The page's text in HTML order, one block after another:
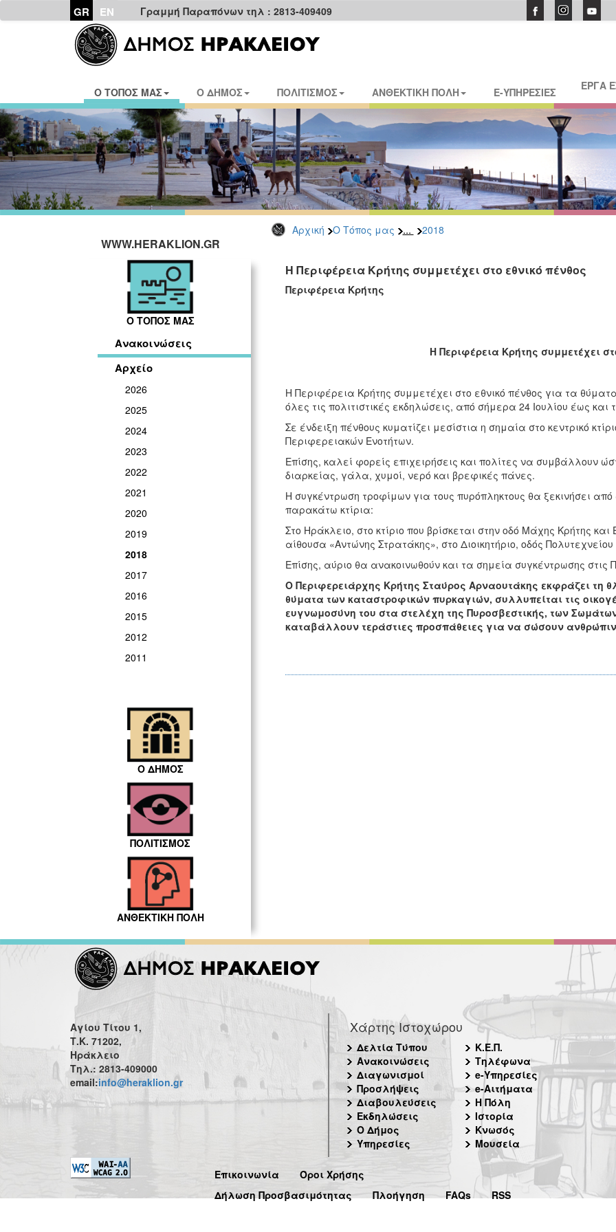
GR EN Γραμμή Παραπόνων τηλ : 2813-409409
Ο ΤΟΠΟΣ ΜΑΣ Ο ΔΗΜΟΣ ΠΟΛΙΤΙΣΜΟΣ ΑΝΘΕΚΤΙΚΗ ΠΟΛΗ E-ΥΠΗΡΕΣΙΕΣ ΕΡΓΑ
Αρχική Ο Τόπος μας ... 2018
WWW.HERAKLION.GR
Ο ΤΟΠΟΣ ΜΑΣ
Ανακοινώσεις
Αρχείο
2026
2025
2024
2023
2022
2021
2020
2019
2018
2017
2016
2015
2012
2011
Ο ΔΗΜΟΣ
ΠΟΛΙΤΙΣΜΟΣ
ΑΝΘΕΚΤΙΚΗ ΠΟΛΗ
Η Περιφέρεια Κρήτης συμμετέχει στο εθνικό πένθος
Περιφέρεια Κρήτης
Η Περιφέρεια Κρήτης συμμετέχει
Η Περιφέρεια Κρήτης συμμετέχει στο εθνικό πένθος για τα
όλες τις πολιτιστικές εκδηλώσεις, από σήμερα 24 Ιουλίου έως και
Σε ένδειξη πένθους κυματίζει μεσίστια η σημαία στο κεντρικό
Περιφερειακών Ενοτήτων.
Επίσης, καλεί φορείς επιχειρήσεις και πολίτες να συμβάλλουν
διαρκείας, γάλα, χυμοί, νερό και βρεφικές πάνες.
Η συγκέντρωση τροφίμων για τους πυρόπληκτους θα ξεκινήσει
παρακάτω κτίρια:
Στο Ηράκλειο, στο κτίριο που βρίσκεται στην οδό Μάχης Κρήτης
αίθουσα «Αντώνης Στρατάκης», στο Διοικητήριο, οδός
Επίσης, αύριο θα ανακοινωθούν και τα σημεία συγκέντρωσης στις
Ο Περιφερειάρχης Κρήτης Σταύρος Αρναουτάκης εκφράζει τη
θύματα των καταστροφικών πυρκαγιών, συλλυπείται τις
ευγνωμοσύνη του στα στελέχη της Πυροσβεστικής, των
καταβάλλουν τεράστιες προσπάθειες για να σώσουν
Αγίου Τίτου 1,
Τ.Κ. 71202,
Ηράκλειο
Τηλ.: 2813-409000
email:info@heraklion.gr
Χάρτης Ιστοχώρου
Δελτία Τύπου
Ανακοινώσεις
Διαγωνισμοί
Προσλήψεις
Διαβουλεύσεις
Εκδηλώσεις
Ο Δήμος
Υπηρεσίες
Κ.Ε.Π.
Τηλέφωνα
e-Υπηρεσίες
e-Αιτήματα
Η Πόλη
Ιστορία
Κνωσός
Μουσεία
Επικοινωνία
Όροι Χρήσης
Δήλωση Προσβασιμότητας
Πλοήγηση FAQs RSS